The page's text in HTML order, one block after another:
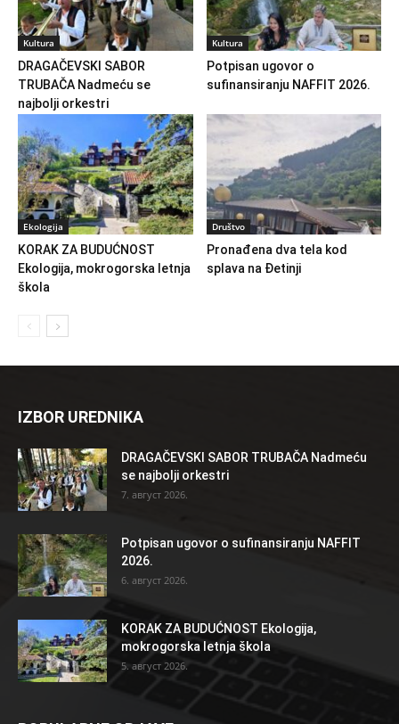
Kultura
DRAGAČEVSKI SABOR
TRUBAČA Nadmeću se
najbolji orkestri
Kultura
Potpisan ugovor o
sufinansiranju NAFFIT 2026.
Ekologija
KORAK ZA BUDUĆNOST
Ekologija, mokrogorska letnja
škola
Društvo
Pronađena dva tela kod
splava na Đetinji
IZBOR UREDNIKA
DRAGAČEVSKI SABOR TRUBAČA Nadmeću
se najbolji orkestri
7. август 2026.
Potpisan ugovor o sufinansiranju NAFFIT
2026.
6. август 2026.
KORAK ZA BUDUĆNOST Ekologija,
mokrogorska letnja škola
5. август 2026.